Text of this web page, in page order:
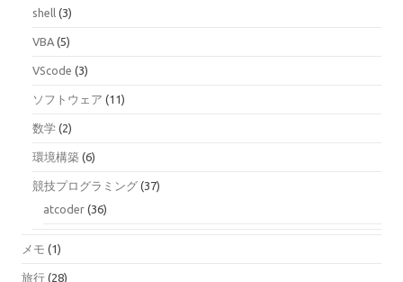
shell (3)
VBA (5)
VScode (3)
ソフトウェア (11)
数学 (2)
環境構築 (6)
競技プログラミング (37)
atcoder (36)
メモ (1)
旅行 (28)